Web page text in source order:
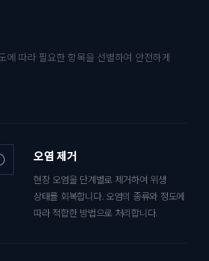
에 따라 필요한 항목을 선별하여 안전하게
오염 제거
현장 오염을 단계별로 제거하여 위생
상태를 회복합니다. 오염의 종류와 정도에
따라 적합한 방법으로 처리합니다.